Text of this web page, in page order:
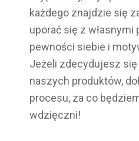
każdego znajdzie się
uporać się z własnymi
pewności siebie i
Jeżeli zdecydujesz
naszych produktów,
procesu, za co
wdzięczni!